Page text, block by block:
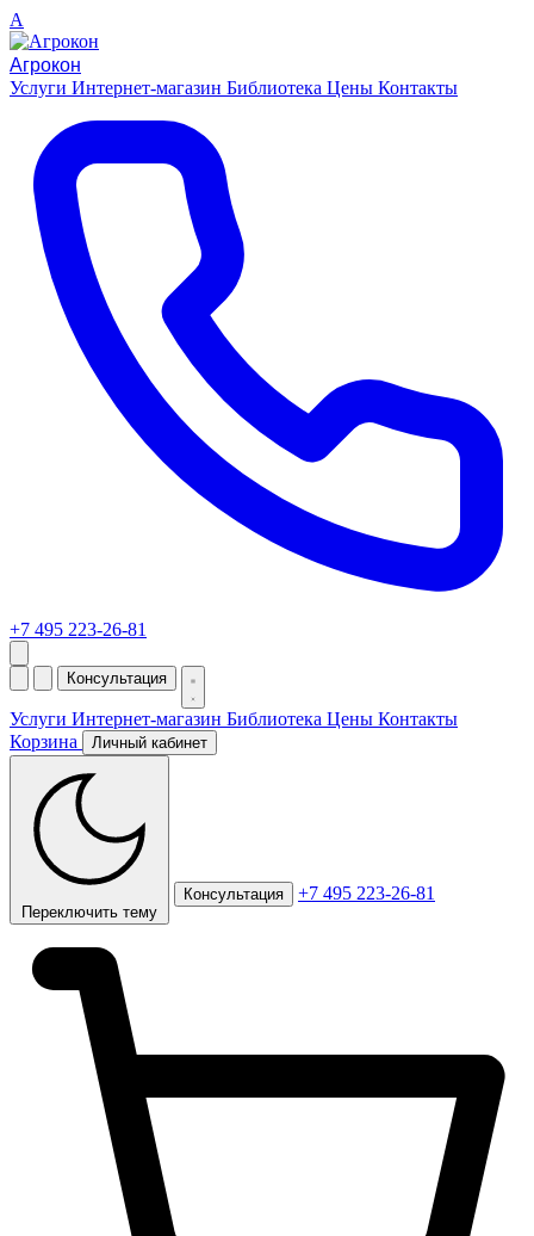
A
Агрокон
Услуги Интернет-магазин Библиотека Цены Контакты
+7 495 223-26-81
Консультация
Услуги Интернет-магазин Библиотека Цены Контакты
Корзина
Личный кабинет
Переключить тему
Консультация +7 495 223-26-81